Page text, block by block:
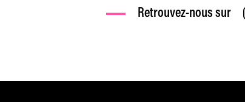
Retrouvez-nous sur